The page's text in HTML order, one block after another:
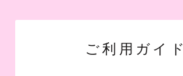
ご利用ガイド